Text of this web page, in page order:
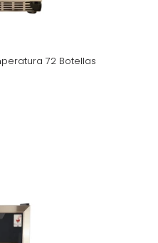
72 Botellas